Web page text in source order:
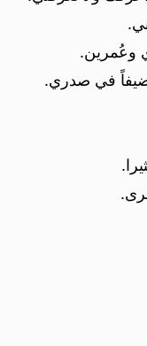
وعُمرين.
ضيفاً في صدري.